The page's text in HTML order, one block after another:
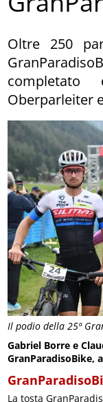
Il podio della 25ª
Oltre 250
Oberparleiter
Gabriel Borre e
GranParadisoBike,
La tosta